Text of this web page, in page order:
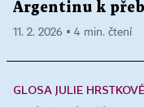
Argentinu k
11. 2. 2026 ▪ 4 min. čtení
GLOSA JULIE HRSTKOVÉ